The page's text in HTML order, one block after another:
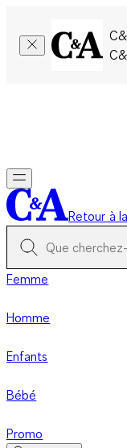
Retour à
Femme
Homme
Enfants
Bébé
Promo